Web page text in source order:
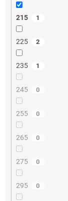
215 1
225 2
235 1
245 0
255 0
265 0
275 0
295 0